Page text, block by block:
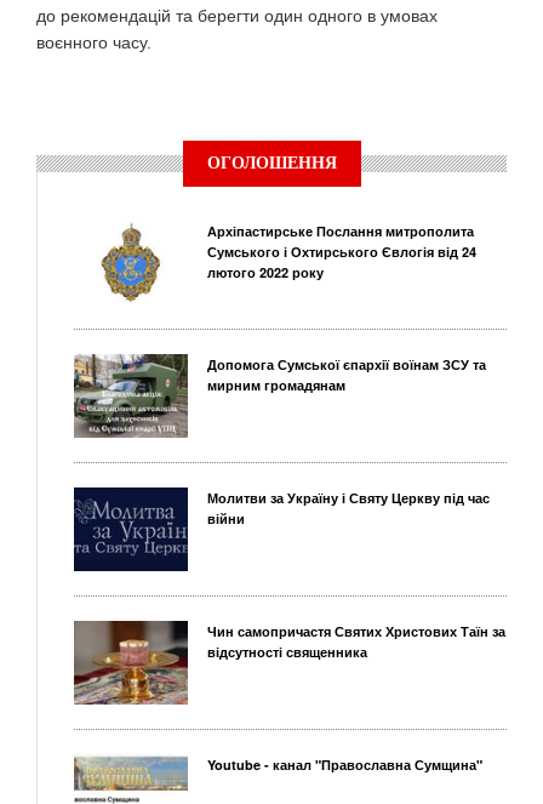
до рекомендацій та берегти один одного в умовах
воєнного часу.
ОГОЛОШЕННЯ
Архіпастирське Послання митрополита
Сумського і Охтирського Євлогія від 24
лютого 2022 року
Допомога Сумської єпархії воїнам ЗСУ та
мирним громадянам
Молитви за Україну і Святу Церкву під час
війни
Чин самопричастя Святих Христових Таїн за
відсутності священника
Youtube - канал "Православна Сумщина"